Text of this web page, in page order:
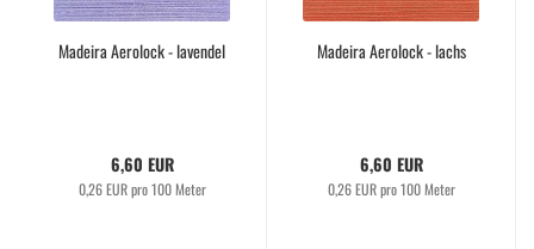
Madeira Aerolock - lavendel
6,60 EUR
0,26 EUR pro 100 Meter
Madeira Aerolock - lachs
6,60 EUR
0,26 EUR pro 100 Meter